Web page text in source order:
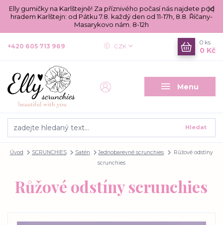
Elly gumičky na Karlštejně! Za příznivého počasí nás najdete pod
hradem Karlštejn: od Pátku 7.8. každý den od 11-17h, 8.8. Říčany-
Masarykovo nám. 8-12h
Menu
CZK
Hledat
+420 605 713 969
0 ks
0 Kč
Úvod SCRUNCHIES Satén Jednobarevné scrunchies
Růžové odstíny
scrunchies
Růžové odstíny scrunchies